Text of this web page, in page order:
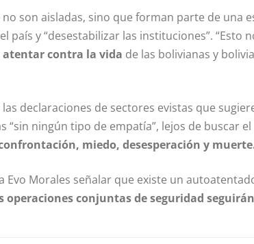
son aisladas, sino que forman parte de una
y “desestabilizar las instituciones”. “Esto
contra la vida de las bolivianas y
las declaraciones de sectores evistas que
“sin ningún tipo de empatía”, lejos de buscar
miedo, desesperación y
Evo Morales señalar que existe un
operaciones conjuntas de seguridad